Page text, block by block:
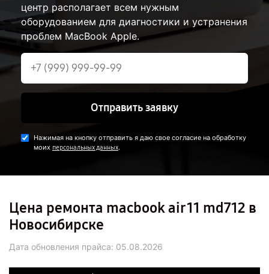
центр располагает всем нужным
оборудованием для диагностики и устранения
проблем MacBook Apple.
Отправить заявку
Нажимая на кнопку отправить я даю свое согласие на обработку
моих персональных данных.
Цена ремонта macbook air 11 md712 в
Новосибирске
Дата обновления прайса: 05.08.2026